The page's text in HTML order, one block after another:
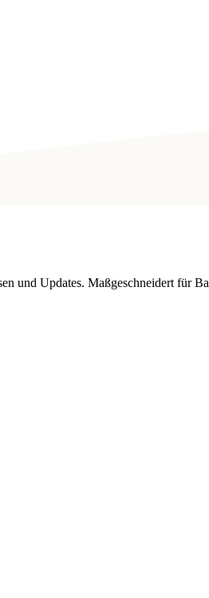
und Updates. Maßgeschneidert für